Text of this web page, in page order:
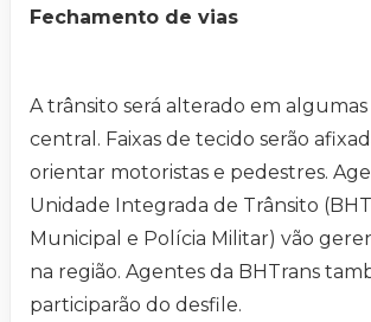
Fechamento de vias
A trânsito será alterado em algumas
central. Faixas de tecido serão
orientar motoristas e pedestres.
Unidade Integrada de Trânsito
Municipal e Polícia Militar) vão
na região. Agentes da BHTrans
participarão do desfile.